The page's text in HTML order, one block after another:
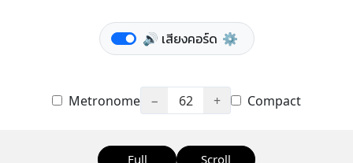
🔊 เสียงคอร์ด ⚙️
Metronome − 62 + Compact
Full Scroll